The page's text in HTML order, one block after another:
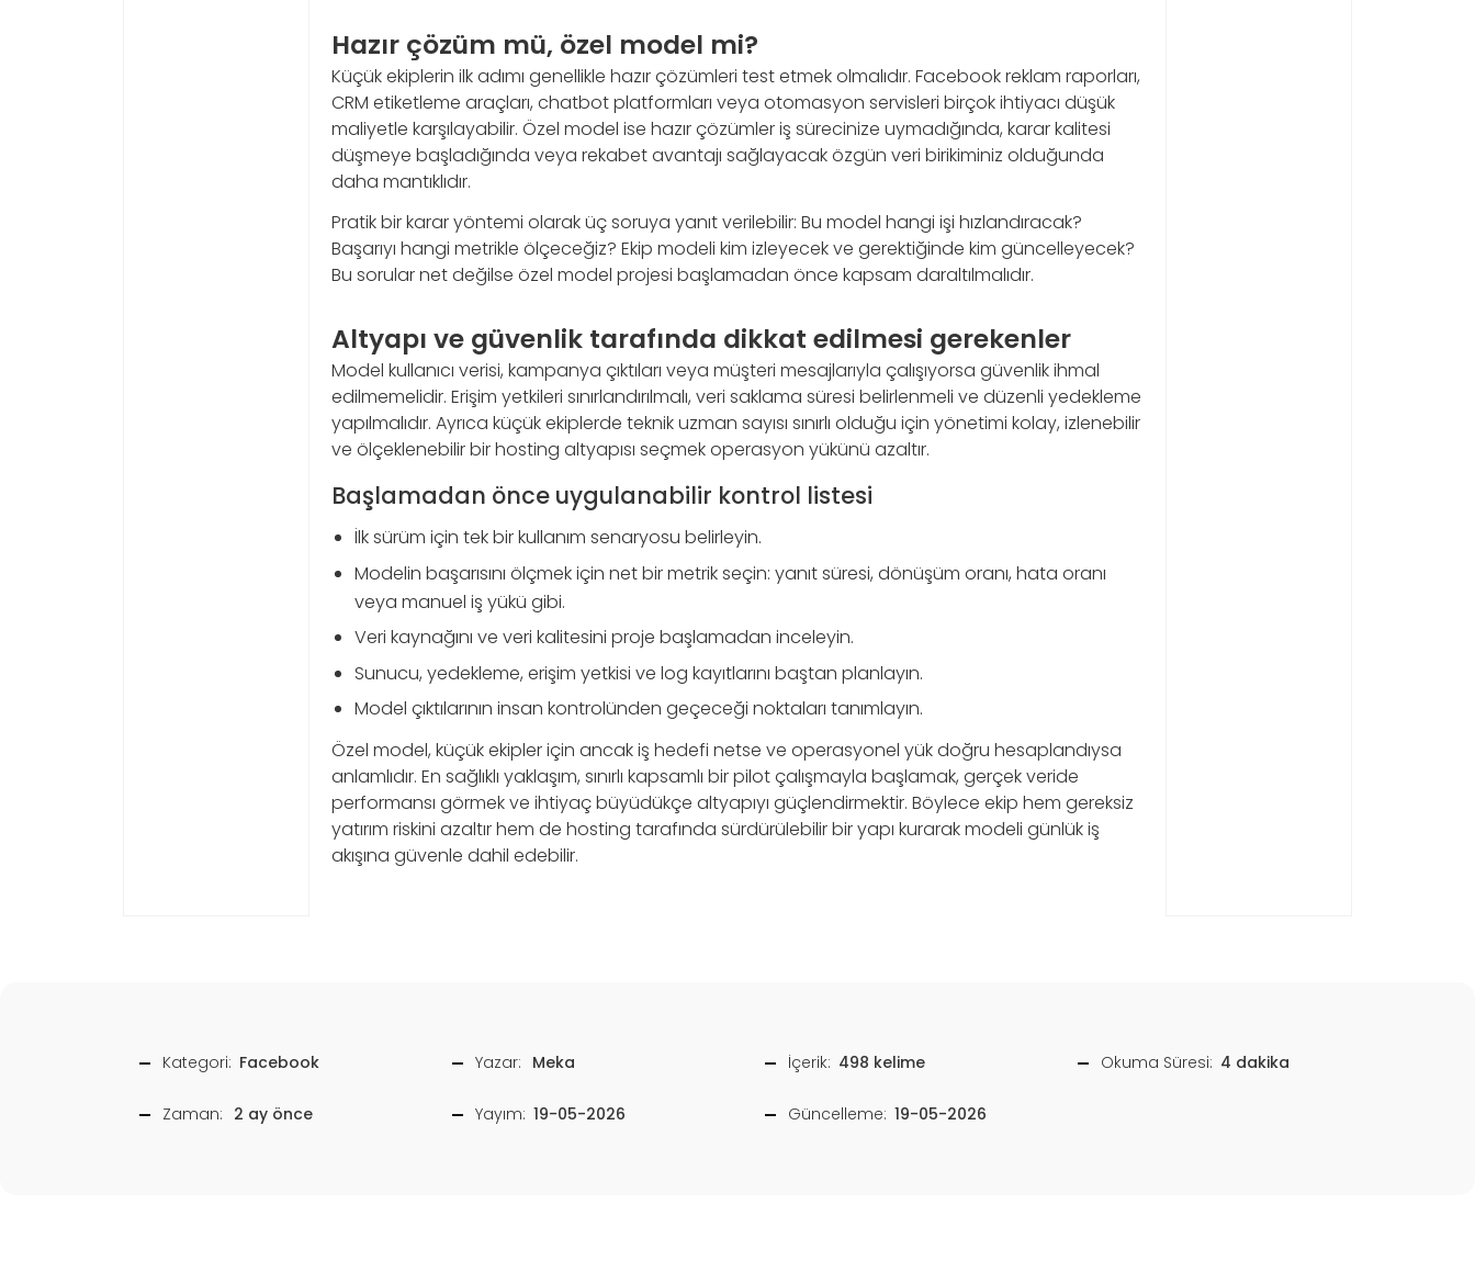
Hazır çözüm mü, özel model mi?
Küçük ekiplerin ilk adımı genellikle hazır çözümleri test etmek olmalıdır. Facebook reklam raporları,
CRM etiketleme araçları, chatbot platformları veya otomasyon servisleri birçok ihtiyacı düşük
maliyetle karşılayabilir. Özel model ise hazır çözümler iş sürecinize uymadığında, karar kalitesi
düşmeye başladığında veya rekabet avantajı sağlayacak özgün veri birikiminiz olduğunda
daha mantıklıdır.
Pratik bir karar yöntemi olarak üç soruya yanıt verilebilir: Bu model hangi işi hızlandıracak?
Başarıyı hangi metrikle ölçeceğiz? Ekip modeli kim izleyecek ve gerektiğinde kim güncelleyecek?
Bu sorular net değilse özel model projesi başlamadan önce kapsam daraltılmalıdır.
Altyapı ve güvenlik tarafında dikkat edilmesi gerekenler
Model kullanıcı verisi, kampanya çıktıları veya müşteri mesajlarıyla çalışıyorsa güvenlik ihmal
edilmemelidir. Erişim yetkileri sınırlandırılmalı, veri saklama süresi belirlenmeli ve düzenli yedekleme
yapılmalıdır. Ayrıca küçük ekiplerde teknik uzman sayısı sınırlı olduğu için yönetimi kolay, izlenebilir
ve ölçeklenebilir bir hosting altyapısı seçmek operasyon yükünü azaltır.
Başlamadan önce uygulanabilir kontrol listesi
İlk sürüm için tek bir kullanım senaryosu belirleyin.
Modelin başarısını ölçmek için net bir metrik seçin: yanıt süresi, dönüşüm oranı, hata oranı
veya manuel iş yükü gibi.
Veri kaynağını ve veri kalitesini proje başlamadan inceleyin.
Sunucu, yedekleme, erişim yetkisi ve log kayıtlarını baştan planlayın.
Model çıktılarının insan kontrolünden geçeceği noktaları tanımlayın.
Özel model, küçük ekipler için ancak iş hedefi netse ve operasyonel yük doğru hesaplandıysa
anlamlıdır. En sağlıklı yaklaşım, sınırlı kapsamlı bir pilot çalışmayla başlamak, gerçek veride
performansı görmek ve ihtiyaç büyüdükçe altyapıyı güçlendirmektir. Böylece ekip hem gereksiz
yatırım riskini azaltır hem de hosting tarafında sürdürülebilir bir yapı kurarak modeli günlük iş
akışına güvenle dahil edebilir.
Kategori: Facebook Yazar: Meka İçerik: 498 kelime Okuma Süresi: 4 dakika
Zaman: 2 ay önce Yayım: 19-05-2026 Güncelleme: 19-05-2026